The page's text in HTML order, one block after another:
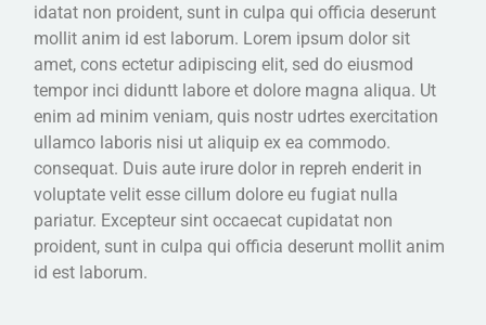
idatat non proident, sunt in culpa qui officia deserunt
mollit anim id est laborum. Lorem ipsum dolor sit
amet, cons ectetur adipiscing elit, sed do eiusmod
tempor inci diduntt labore et dolore magna aliqua. Ut
enim ad minim veniam, quis nostr udrtes exercitation
ullamco laboris nisi ut aliquip ex ea commodo.
consequat. Duis aute irure dolor in repreh enderit in
voluptate velit esse cillum dolore eu fugiat nulla
pariatur. Excepteur sint occaecat cupidatat non
proident, sunt in culpa qui officia deserunt mollit anim
id est laborum.